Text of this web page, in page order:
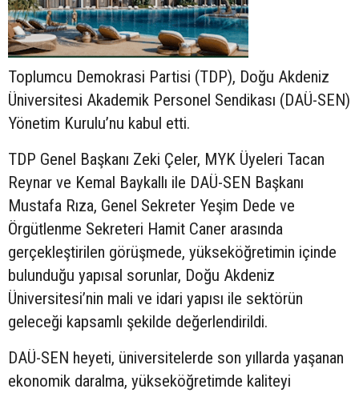
Toplumcu Demokrasi Partisi (TDP), Doğu Akdeniz
Üniversitesi Akademik Personel Sendikası (DAÜ-SEN)
Yönetim Kurulu’nu kabul etti.
TDP Genel Başkanı Zeki Çeler, MYK Üyeleri Tacan
Reynar ve Kemal Baykallı ile DAÜ-SEN Başkanı
Mustafa Rıza, Genel Sekreter Yeşim Dede ve
Örgütlenme Sekreteri Hamit Caner arasında
gerçekleştirilen görüşmede, yükseköğretimin içinde
bulunduğu yapısal sorunlar, Doğu Akdeniz
Üniversitesi’nin mali ve idari yapısı ile sektörün
geleceği kapsamlı şekilde değerlendirildi.
DAÜ-SEN heyeti, üniversitelerde son yıllarda yaşanan
ekonomik daralma, yükseköğretimde kaliteyi